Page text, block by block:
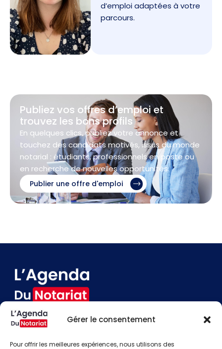
Gérer le consentement
Pour offrir les meilleures expériences, nous utilisons des
d’emploi adaptées à votre
parcours.
Publiez vos offres d’emploi et
trouvez les bons profils
En quelques clics, publiez votre annonce et
touchez des candidats motivés, issus du monde
notarial : étudiants, professionnels en poste ou
en recherche de nouvelles opportunités.
Publier une offre d'emploi
Contact